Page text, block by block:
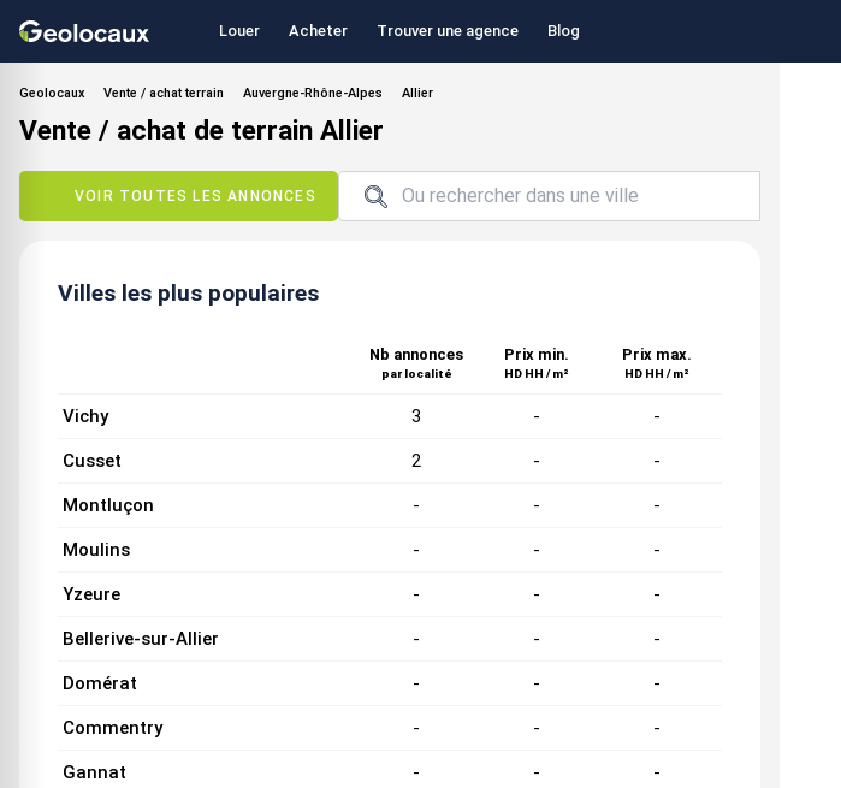
Louer Acheter Trouver une agence Blog
Geolocaux Vente / achat terrain Auvergne-Rhône-Alpes Allier
Vente / achat de terrain Allier
VOIR TOUTES LES ANNONCES
Villes les plus populaires
Nb annonces
par localité
Prix min.
HD HH / m²
Prix max.
HD HH / m²
Vichy 3 - -
Cusset 2 - -
Montluçon - - -
Moulins - - -
Yzeure - - -
Bellerive-sur-Allier - - -
Domérat - - -
Commentry - - -
Gannat - - -